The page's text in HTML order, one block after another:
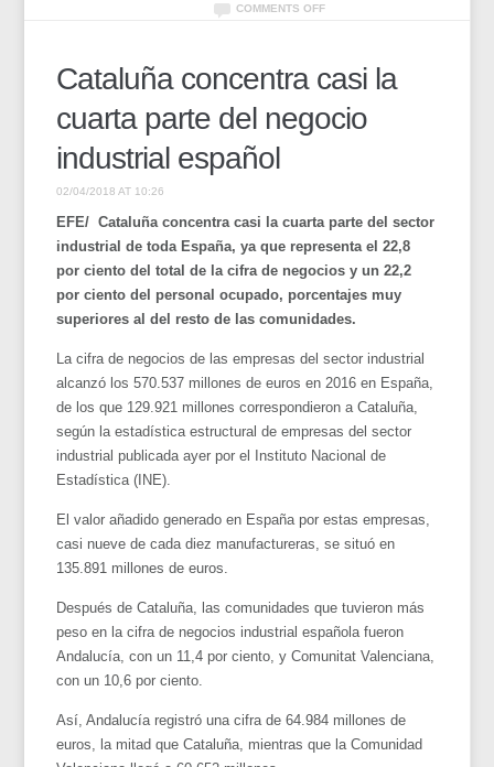
COMMENTS OFF
Cataluña concentra casi la
cuarta parte del negocio
industrial español
02/04/2018 AT 10:26
EFE/ Cataluña concentra casi la cuarta parte del sector
industrial de toda España, ya que representa el 22,8
por ciento del total de la cifra de negocios y un 22,2
por ciento del personal ocupado, porcentajes muy
superiores al del resto de las comunidades.
La cifra de negocios de las empresas del sector industrial
alcanzó los 570.537 millones de euros en 2016 en España,
de los que 129.921 millones correspondieron a Cataluña,
según la estadística estructural de empresas del sector
industrial publicada ayer por el Instituto Nacional de
Estadística (INE).
El valor añadido generado en España por estas empresas,
casi nueve de cada diez manufactureras, se situó en
135.891 millones de euros.
Después de Cataluña, las comunidades que tuvieron más
peso en la cifra de negocios industrial española fueron
Andalucía, con un 11,4 por ciento, y Comunitat Valenciana,
con un 10,6 por ciento.
Así, Andalucía registró una cifra de 64.984 millones de
euros, la mitad que Cataluña, mientras que la Comunidad